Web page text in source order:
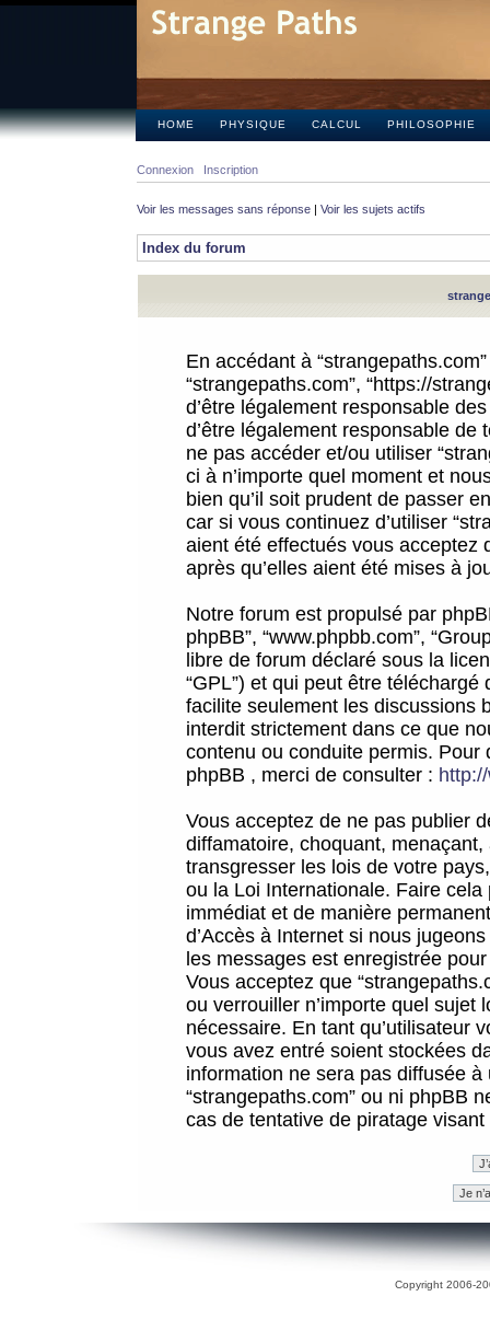
HOME PHYSIQUE CALCUL PHILOSOPHIE
Connexion Inscription
Voir les messages sans réponse | Voir les sujets actifs
Index du forum
En accédant à
“strangepaths.com”, “https://
d’être légalement responsable
d’être légalement responsable
ne pas accéder et/ou utiliser
ci à n’importe quel moment et
bien qu’il soit prudent de passer
car si vous continuez d’utiliser
aient été effectués vous acceptez
après qu’elles aient été mises à
Notre forum est propulsé par
phpBB”, “www.phpbb.com”,
libre de forum déclaré sous la
“GPL”) et qui peut être téléchargé
facilite seulement les discussions
interdit strictement dans ce que
contenu ou conduite permis.
phpBB , merci de consulter :
Vous acceptez de ne pas publier
diffamatoire, choquant,
transgresser les lois de votre
ou la Loi Internationale. Faire
immédiat et de manière
d’Accès à Internet si nous
les messages est enregistrée
Vous acceptez que
ou verrouiller n’importe quel sujet
nécessaire. En tant qu’utilisateur
vous avez entré soient stockées
information ne sera pas diffusée
“strangepaths.com” ou ni phpBB
cas de tentative de piratage
Copyright 2006-